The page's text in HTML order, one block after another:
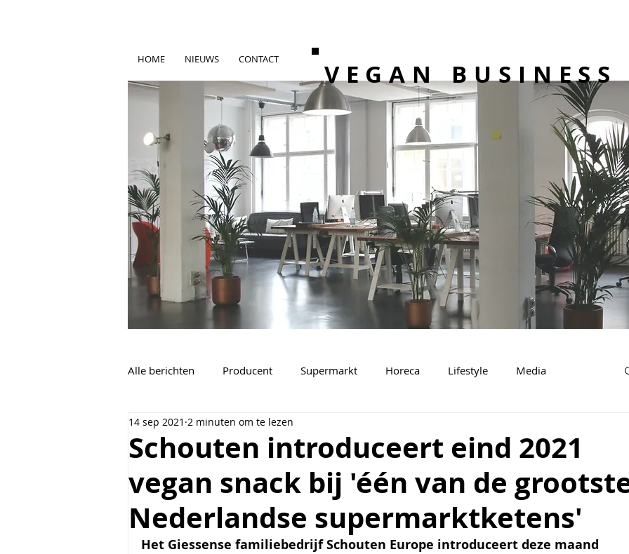
HOME NIEUWS CONTACT VEGAN BUSINESS
Alle berichten Producent Supermarkt Horeca Lifestyle Media
Vacatures Algemeen
Schouten introduceert eind 2021
vegan snack bij 'één van de
Nederlandse supermarktketens'
14 sep 2021 2 minuten om te lezen
Het Giessense familiebedrijf Schouten Europe introduceert deze maand